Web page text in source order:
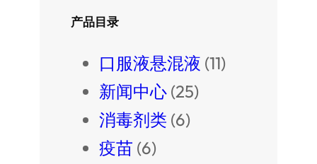
产品目录
口服液悬混液 (11)
新闻中心 (25)
消毒剂类 (6)
疫苗 (6)